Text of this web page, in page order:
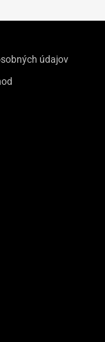
údajov